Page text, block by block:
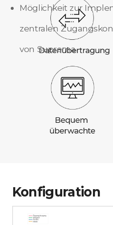
Möglichkeit zur
zentralen
von Suprema
Konfiguration